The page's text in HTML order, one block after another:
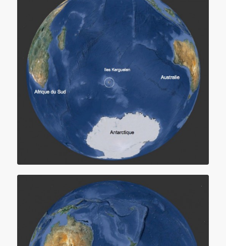
Localisation des îles Kerguelen